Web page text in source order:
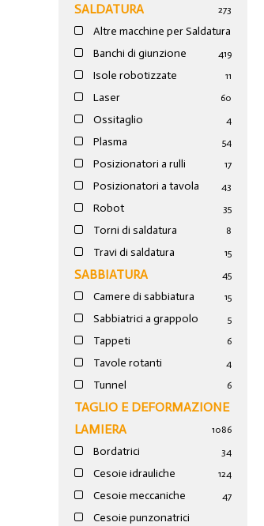
SALDATURA 273
Altre macchine per Saldatura
19
Banchi di giunzione 4
Isole robotizzate 11
Laser 60
Ossitaglio 4
Plasma 54
Posizionatori a rulli 17
Posizionatori a tavola 43
Robot 35
Torni di saldatura 8
Travi di saldatura 15
SABBIATURA 45
Camere di sabbiatura 15
Sabbiatrici a grappolo 5
Tappeti 6
Tavole rotanti 4
Tunnel 6
TAGLIO E DEFORMAZIONE
LAMIERA
1086
Bordatrici 34
Cesoie idrauliche 124
Cesoie meccaniche 47
Cesoie punzonatrici